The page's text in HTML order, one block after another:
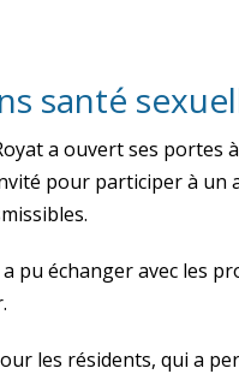
santé
a ouvert ses portes à
pour participer à un
pu échanger avec les
les résidents, qui a